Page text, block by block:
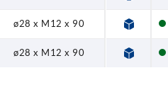
ø28 x M12 x 90
ø28 x M12 x 90